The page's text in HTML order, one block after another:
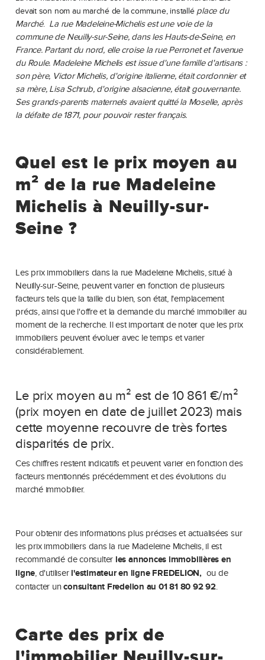
devait son nom au marché de la commune, installé place du
Marché. La rue Madeleine-Michelis est une voie de la
commune de Neuilly-sur-Seine, dans les Hauts-de-Seine, en
France. Partant du nord, elle croise la rue Perronet et l'avenue
du Roule. Madeleine Michelis est issue d'une famille d'artisans :
son père, Victor Michelis, d'origine italienne, était cordonnier et
sa mère, Lisa Schrub, d'origine alsacienne, était gouvernante.
Ses grands-parents maternels avaient quitté la Moselle, après
la défaite de 1871, pour pouvoir rester français.
Quel est le prix moyen au
m² de la rue Madeleine
Michelis à Neuilly-sur-
Seine ?
Les prix immobiliers dans la rue Madeleine Michelis, situé à
Neuilly-sur-Seine, peuvent varier en fonction de plusieurs
facteurs tels que la taille du bien, son état, l'emplacement
précis, ainsi que l'offre et la demande du marché immobilier au
moment de la recherche. Il est important de noter que les prix
immobiliers peuvent évoluer avec le temps et varier
considérablement.
Le prix moyen au m² est de 10 861 €/m²
(prix moyen en date de juillet 2023) mais
cette moyenne recouvre de très fortes
disparités de prix.
Ces chiffres restent indicatifs et peuvent varier en fonction des
facteurs mentionnés précédemment et des évolutions du
marché immobilier.
Pour obtenir des informations plus précises et actualisées sur
les prix immobiliers dans la rue Madeleine Michelis, il est
recommandé de consulter les annonces immobilières en
ligne, d'utiliser l'estimateur en ligne FREDELION, ou de
contacter unconsultant Fredelion au 01 81 80 92 92.
Carte des prix de